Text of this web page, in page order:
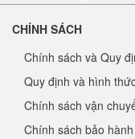
CHÍNH SÁCH
Chính sách và Quy
Quy định và hình
Chính sách vận
Chính sách bảo hành